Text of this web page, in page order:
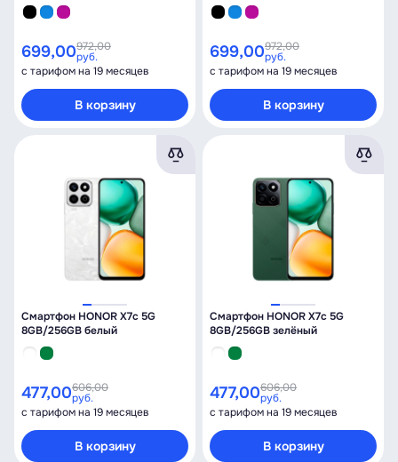
699,00972,00
руб.
с тарифом на 19 месяцев
В корзину
699,00972,00
руб.
с тарифом на 19 месяцев
В корзину
Смартфон HONOR X7c 5G
8GB/256GB белый
477,00606,00
руб.
с тарифом на 19 месяцев
В корзину
Смартфон HONOR X7c 5G
8GB/256GB зелёный
477,00606,00
руб.
с тарифом на 19 месяцев
В корзину